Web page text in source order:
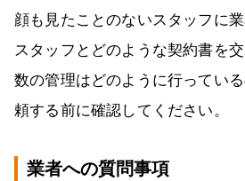
顔も見たことのないスタッフに
スタッフとどのような契約書を
数の管理はどのように行ってい
頼する前に確認してください。
業者への質問事項